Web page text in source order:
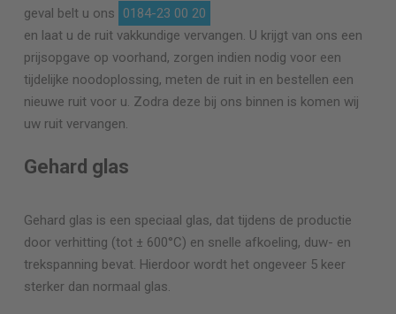
geval belt u ons
0184-23 00 20
en laat u de ruit vakkundige vervangen. U krijgt van ons een
prijsopgave op voorhand, zorgen indien nodig voor een
tijdelijke noodoplossing, meten de ruit in en bestellen een
nieuwe ruit voor u. Zodra deze bij ons binnen is komen wij
uw ruit vervangen.
Gehard glas
Gehard glas is een speciaal glas, dat tijdens de productie
door verhitting (tot ± 600°C) en snelle afkoeling, duw- en
trekspanning bevat. Hierdoor wordt het ongeveer 5 keer
sterker dan normaal glas.